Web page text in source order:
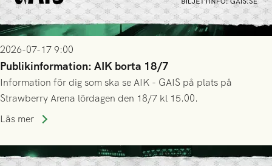
2026-07-17 9:00
Publikinformation: AIK borta 18/7
Information för dig som ska se AIK - GAIS på plats på
Strawberry Arena lördagen den 18/7 kl 15.00.
Läs mer